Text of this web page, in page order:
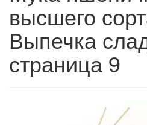
высшего
Выпечка
страница 9